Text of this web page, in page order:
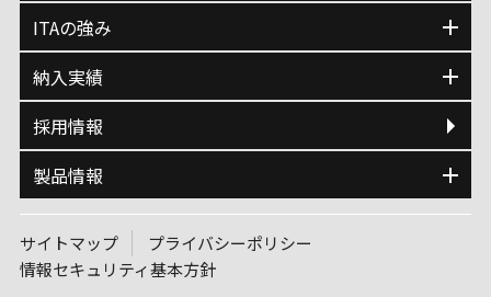
ITAの強み
納入実績
採用情報
製品情報
サイトマップ
プライバシーポリシー
情報セキュリティ基本方針